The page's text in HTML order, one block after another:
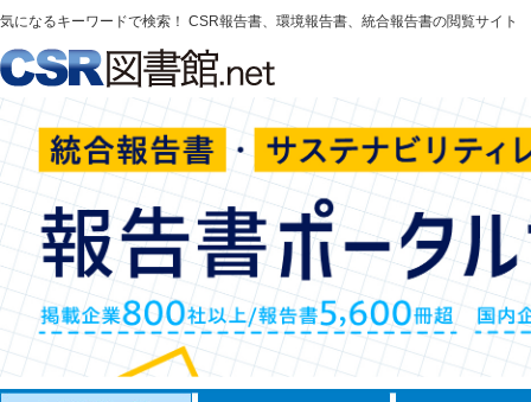
気になるキーワードで検索！ CSR報告書、環境報告書、統合報告書の閲覧サイト